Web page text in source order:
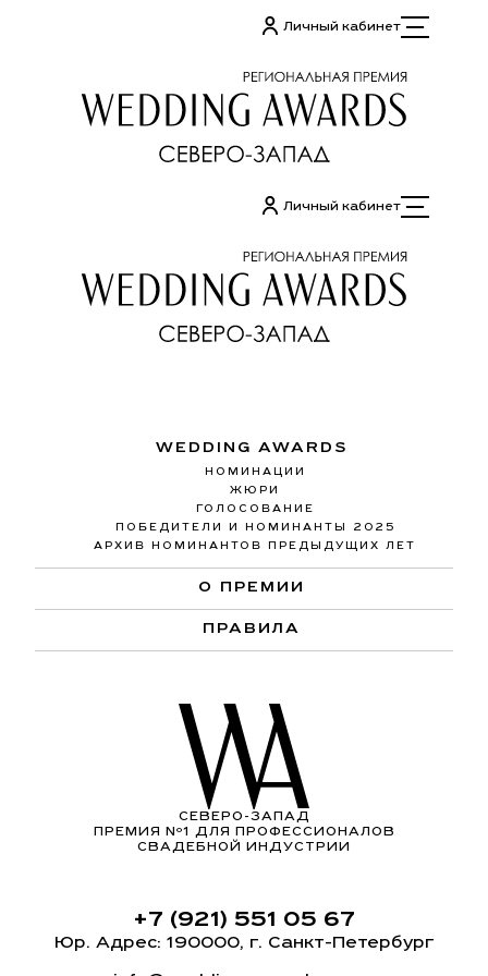
Личный кабинет
Личный кабинет
WEDDING AWARDS
НОМИНАЦИИ
ЖЮРИ
ГОЛОСОВАНИЕ
ПОБЕДИТЕЛИ И НОМИНАНТЫ 2025
АРХИВ НОМИНАНТОВ ПРЕДЫДУЩИХ ЛЕТ
О ПРЕМИИ
ПРАВИЛА
СЕВЕРО-ЗАПАД
ПРЕМИЯ Nº1 ДЛЯ ПРОФЕССИОНАЛОВ
СВАДЕБНОЙ ИНДУСТРИИ
+7 (921) 551 05 67
Юр. Адрес: 190000, г. Санкт-Петербург